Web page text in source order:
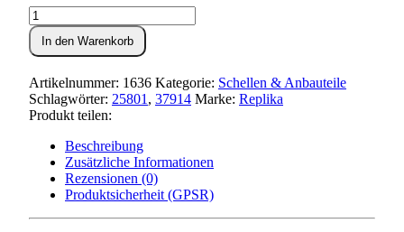
Klemmschelle
vorne
(inkl.
Befestigungsmaterial)
Auspuff
KR51/1,SR4-
Menge
In den Warenkorb
Artikelnummer: 1636 Kategorie: Schellen & Anbauteile
Schlagwörter: 25801 , 37914 Marke: Replika
Produkt teilen:
Beschreibung
Zusätzliche Informationen
Rezensionen (0)
Produktsicherheit (GPSR)